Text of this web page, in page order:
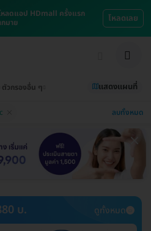
หลดแอป HDmall ครั้งแรก
มาย
โหลดเลย
ตัวกรองอื่น ๆ แสดงแผนที่
ลบทั้งหมด
บ. ดูทั้งหมด